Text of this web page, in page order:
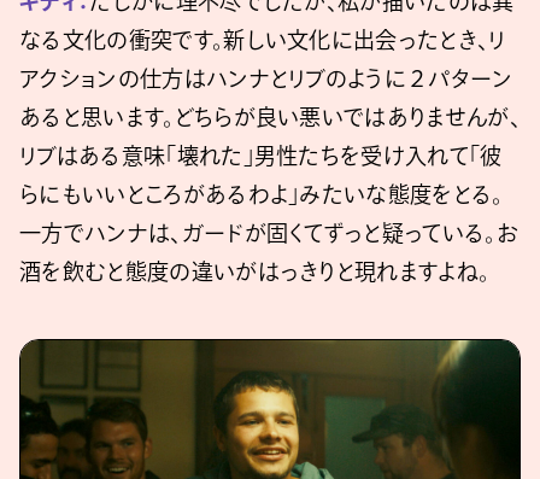
なる文化の衝突です。新しい文化に出会ったとき、リ
アクションの仕方はハンナとリブのように２パターン
あると思います。どちらが良い悪いではありませんが、
リブはある意味「壊れた」男性たちを受け入れて「彼
らにもいいところがあるわよ」みたいな態度をとる。
一方でハンナは、ガードが固くてずっと疑っている。お
酒を飲むと態度の違いがはっきりと現れますよね。